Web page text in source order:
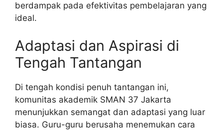
berdampak pada efektivitas pembelajaran yang
ideal.
Adaptasi dan Aspirasi di
Tengah Tantangan
Di tengah kondisi penuh tantangan ini,
komunitas akademik SMAN 37 Jakarta
menunjukkan semangat dan adaptasi yang luar
biasa. Guru-guru berusaha menemukan cara